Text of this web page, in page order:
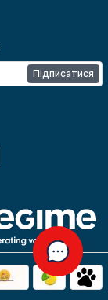
Підписатися